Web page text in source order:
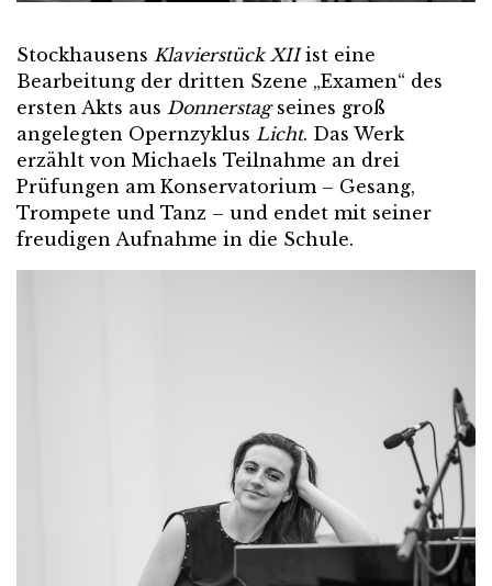
Stockhausens Klavierstück XIIist eine
Bearbeitung der dritten Szene „Examen“ des
ersten Akts aus Donnerstagseines groß
angelegten Opernzyklus Licht. Das Werk
erzählt von Michaels Teilnahme an drei
Prüfungen am Konservatorium – Gesang,
Trompete und Tanz – und endet mit seiner
freudigen Aufnahme in die Schule.